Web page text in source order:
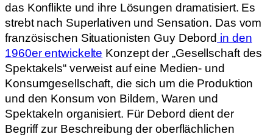
das Konflikte und ihre Lösungen dramatisiert. Es
strebt nach Superlativen und Sensation. Das vom
französischen Situationisten Guy Debord in den
1960er entwickelte Konzept der „Gesellschaft des
Spektakels“ verweist auf eine Medien- und
Konsumgesellschaft, die sich um die Produktion
und den Konsum von Bildern, Waren und
Spektakeln organisiert. Für Debord dient der
Begriff zur Beschreibung der oberflächlichen